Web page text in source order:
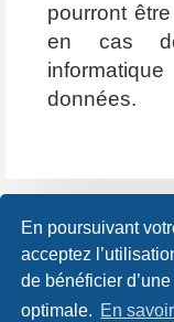
En poursuivant
acceptez
de bénéficier
optimale. En
pourront
en cas
données.